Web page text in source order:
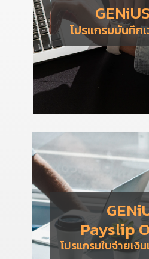
โปรแกรมบันทึก
Payslip
โปรแกรมใบจ่ายเงิ